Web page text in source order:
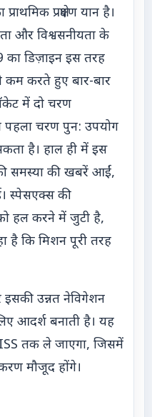
प्रक्षेपण यान है।
और विश्वसनीयता के
का डिज़ाइन इस तरह
कम करते हुए बार-बार
में दो चरण
चरण पुन: उपयोग
है। हाल ही में इस
समस्या की खबरें आईं,
स्पेसएक्स की
हल करने में जुटी है,
है कि मिशन पूरी तरह
इसकी उन्नत नेविगेशन
आदर्श बनाती है। यह
ISS तक ले जाएगा, जिसमें
मौजूद होंगे।